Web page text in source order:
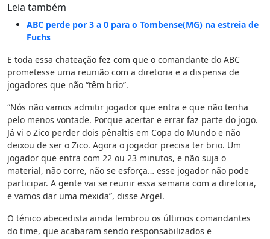
Leia também
ABC perde por 3 a 0 para o Tombense(MG) na estreia de
Fuchs
E toda essa chateação fez com que o comandante do ABC
prometesse uma reunião com a diretoria e a dispensa de
jogadores que não “têm brio”.
“Nós não vamos admitir jogador que entra e que não tenha
pelo menos vontade. Porque acertar e errar faz parte do jogo.
Já vi o Zico perder dois pênaltis em Copa do Mundo e não
deixou de ser o Zico. Agora o jogador precisa ter brio. Um
jogador que entra com 22 ou 23 minutos, e não suja o
material, não corre, não se esforça… esse jogador não pode
participar. A gente vai se reunir essa semana com a diretoria,
e vamos dar uma mexida”, disse Argel.
O ténico abecedista ainda lembrou os últimos comandantes
do time, que acabaram sendo responsabilizados e